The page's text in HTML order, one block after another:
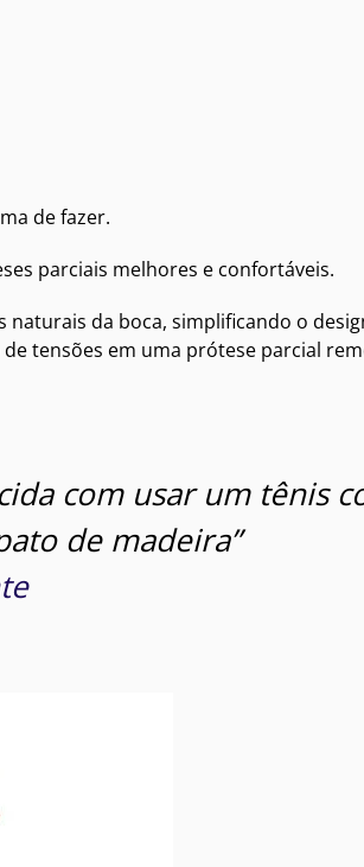
de fazer.
parciais melhores e confortáveis.
da boca, simplificando o
tensões em uma prótese parcial
com usar um tênis
de madeira”